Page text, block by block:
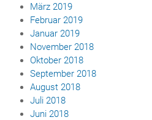
März 2019
Februar 2019
Januar 2019
November 2018
Oktober 2018
September 2018
August 2018
Juli 2018
Juni 2018